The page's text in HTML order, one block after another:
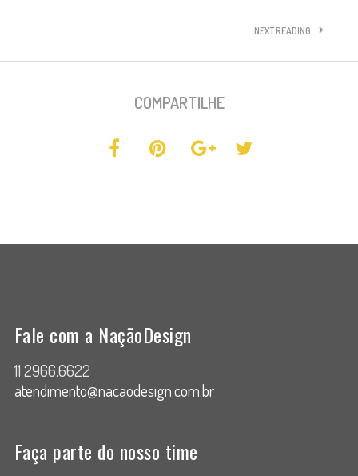
NEXT READING
COMPARTILHE
Fale com a NaçãoDesign
11 2966.6622
atendimento@nacaodesign.com.br
Faça parte do nosso time